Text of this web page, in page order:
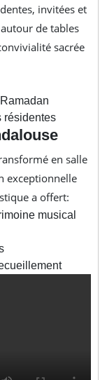
invitées et
de tables
sacrée
résidentes
en salle
exceptionnelle
a offert:
musical